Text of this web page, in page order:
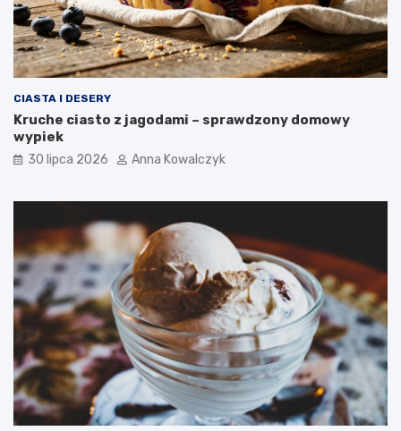
CIASTA I DESERY
Kruche ciasto z jagodami – sprawdzony domowy
wypiek
30 lipca 2026 Anna Kowalczyk